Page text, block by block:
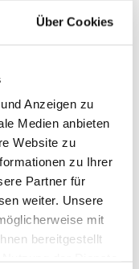
Über Cookies
Anzeigen zu
Medien anbieten
Website zu
zu Ihrer
Partner für
weiter. Unsere
mit
bereitgestellt
DSW
sämtlichen